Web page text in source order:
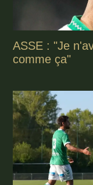
ASSE : "Je
comme ça"